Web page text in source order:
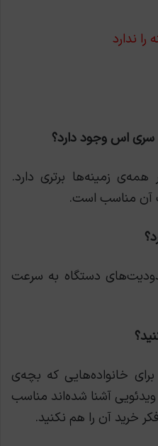
ندارد
سری اس وجود دارد؟
زمینه‌ها برتری دارد.
آن مناسب است.
اما محدودیت‌های دستگاه به سرعت
خانواده‌هایی که بچه‌ی
آشنا شده‌اند مناسب
خرید آن را هم نکنید.